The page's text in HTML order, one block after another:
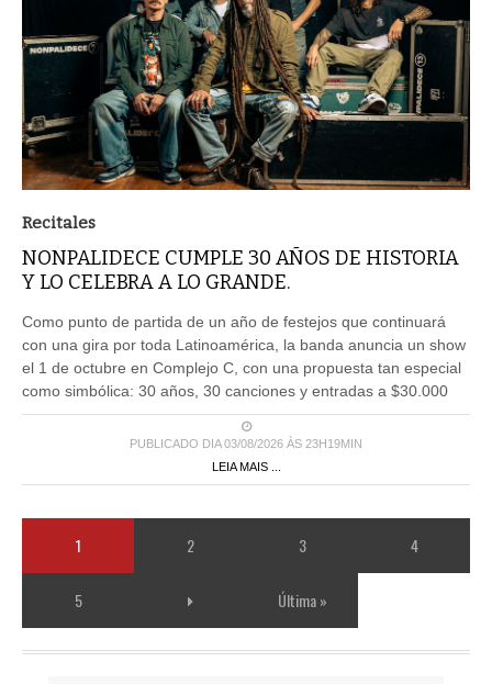
Recitales
NONPALIDECE CUMPLE 30 AÑOS DE HISTORIA
Y LO CELEBRA A LO GRANDE.
Como punto de partida de un año de festejos que continuará
con una gira por toda Latinoamérica, la banda anuncia un show
el 1 de octubre en Complejo C, con una propuesta tan especial
como simbólica: 30 años, 30 canciones y entradas a $30.000
PUBLICADO DIA 03/08/2026 ÀS 23H19MIN
LEIA MAIS ...
1 2 3 4
5 Última »